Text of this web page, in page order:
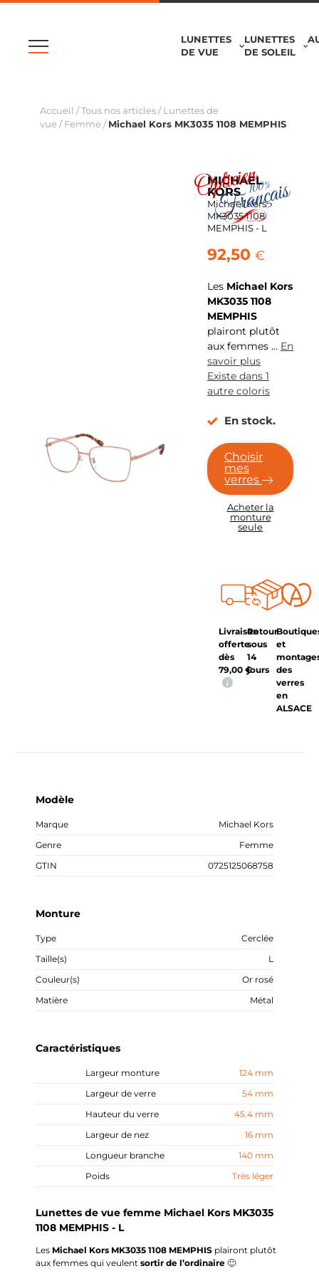
LUNETTES
DE VUE
LUNETTES
DE SOLEIL
Accueil /Tous nos articles / Lunettes de
vue / Femme / Michael Kors MK3035 1108 MEMPHIS
MICHAEL
KORS
Michael Kors
MK3035 1108
MEMPHIS - L
92,50 €
Les Michael Kors
MK3035 1108
MEMPHIS
plairont plutôt
aux femmes … En
savoir plus
Existe dans 1
autre coloris
En stock.
Choisir
mes
verres
Acheter la
monture
seule
Livraison
offerte
dès
79,00 €
i
Retour
sous
14
jours
et
des
verres
en
ALSACE
Modèle
Marque
Michael Kors
Genre
Femme
GTIN
0725125068758
Monture
Type
Cerclée
Taille(s)
L
Couleur(s)
Or rosé
Matière
Métal
Caractéristiques
Largeur monture
124 mm
Largeur de verre
54 mm
Hauteur du verre
45.4 mm
Largeur de nez
16 mm
Longueur branche
140 mm
Poids
Très léger
Lunettes de vue femme Michael Kors MK3035
1108 MEMPHIS - L
Les Michael Kors MK3035 1108 MEMPHIS plairont plutôt
aux femmes qui veulent sortir de l’ordinaire 🙂